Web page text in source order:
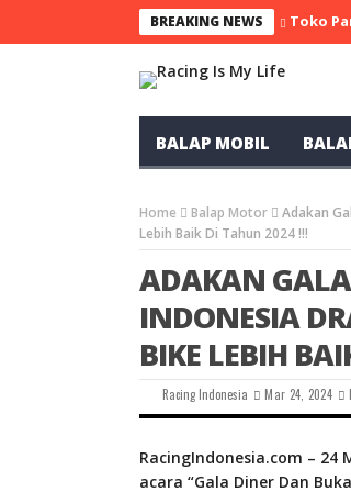
BREAKING NEWS Toko
BALAP MOBIL
Home Balap Motor
Adakan
Lebih Baik Di Tahun 2024 !!!
ADAKAN
INDONESIA
BIKE LEBIH
Racing Indonesia Mar 24, 2024
RacingIndonesia.com – 24
acara “Gala Diner Dan